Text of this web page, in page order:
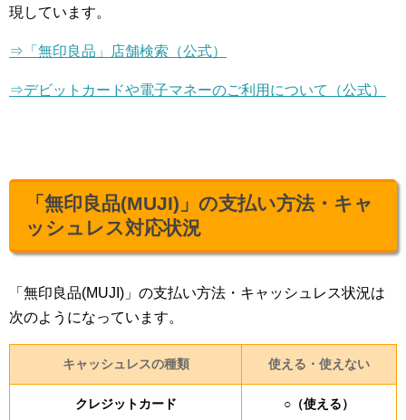
現しています。
⇒「無印良品」店舗検索（公式）
⇒デビットカードや電子マネーのご利用について（公式）
「無印良品(MUJI)」の支払い方法・キャ
ッシュレス対応状況
「無印良品(MUJI)」の支払い方法・キャッシュレス状況は
次のようになっています。
キャッシュレスの種類 使える・使えない
クレジットカード ○（使える）